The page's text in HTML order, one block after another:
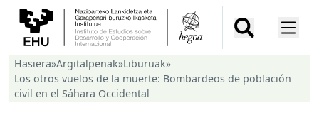
Hasiera»Argitalpenak»Liburuak»
Los otros vuelos de la muerte: Bombardeos de población
civil en el Sáhara Occidental